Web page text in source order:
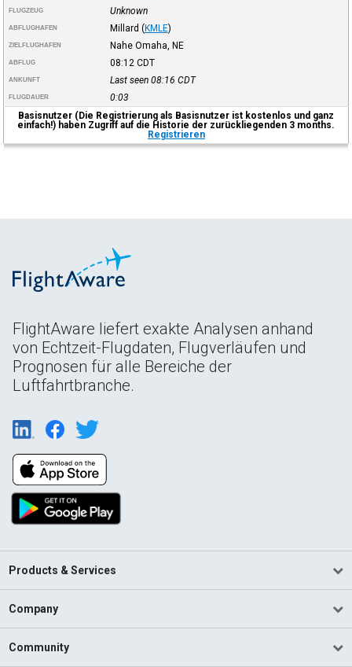
FLUGZEUG Unknown
ABFLUGHAFEN Millard (KMLE)
ZIELFLUGHAFEN Nahe Omaha, NE
ABFLUG 08:12 CDT
ANKUNFT Last seen 08:16 CDT
FLUGDAUER
0:03
Basisnutzer (Die Registrierung als Basisnutzer ist kostenlos und ganz
einfach!) haben Zugriff auf die Historie der zurückliegenden 3 months.
Registrieren
FlightAware liefert exakte Analysen anhand
von Echtzeit-Flugdaten, Flugverläufen und
Prognosen für alle Bereiche der
Luftfahrtbranche.
Products & Services
Company
Community